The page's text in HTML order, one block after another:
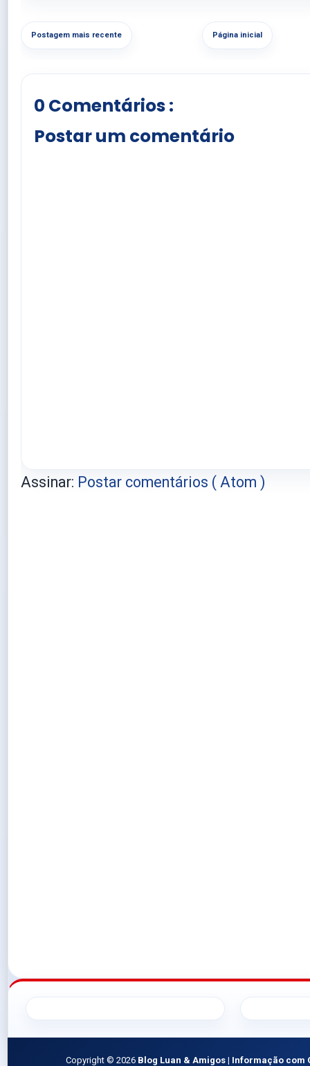
Postagem mais recente Página inicial
0 Comentários :
Postar um comentário
Assinar: Postar comentários ( Atom )
Copyright © 2026 Blog Luan & Amigos | Informação